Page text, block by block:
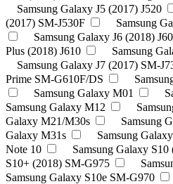
Samsung Galaxy J5 (2017) J520
(2017) SM-J530F
Samsung
Samsung Galaxy J6 (2018)
Plus (2018) J610
Samsung
Samsung Galaxy J7 (2017) SM-
Prime SM-G610F/DS
Samsung Galaxy M01
Samsung Galaxy M12
Galaxy M21/M30s
Samsung
Galaxy M31s
Samsung
Note 10
Samsung Galaxy S10
S10+ (2018) SM-G975
Samsung Galaxy S10e SM-G970